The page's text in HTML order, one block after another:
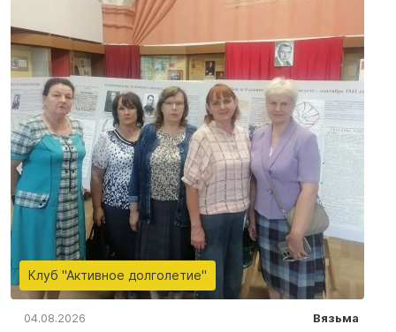
Клуб "Активное долголетие"
04.08.2026 Вязьма